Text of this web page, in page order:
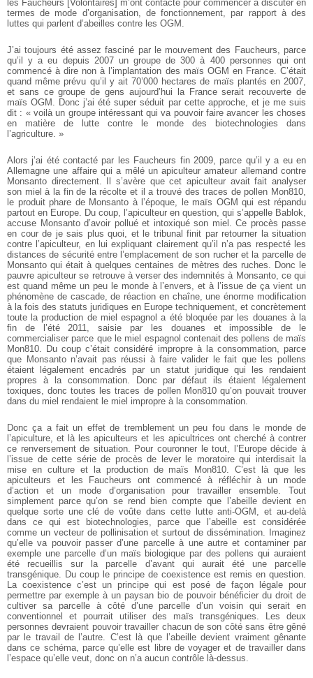
les Faucheurs [Volontaires] m’ont contacté pour commencer à discuter en
termes de mode d’organisation, de fonctionnement, par rapport à des
luttes qui parlent d’abeilles contre les OGM.
J’ai toujours été assez fasciné par le mouvement des Faucheurs, parce
qu’il y a eu depuis 2007 un groupe de 300 à 400 personnes qui ont
commencé à dire non à l’implantation des maïs OGM en France. C’était
quand même prévu qu’il y ait 70’000 hectares de maïs plantés en 2007,
et sans ce groupe de gens aujourd’hui la France serait recouverte de
maïs OGM. Donc j’ai été super séduit par cette approche, et je me suis
dit : « voilà un groupe intéressant qui va pouvoir faire avancer les choses
en matière de lutte contre le monde des biotechnologies dans
l’agriculture. »
Alors j’ai été contacté par les Faucheurs fin 2009, parce qu’il y a eu en
Allemagne une affaire qui a mêlé un apiculteur amateur allemand contre
Monsanto directement. Il s’avère que cet apiculteur avait fait analyser
son miel à la fin de la récolte et il a trouvé des traces de pollen Mon810,
le produit phare de Monsanto à l’époque, le maïs OGM qui est répandu
partout en Europe. Du coup, l’apiculteur en question, qui s’appelle Bablok,
accuse Monsanto d’avoir pollué et intoxiqué son miel. Ce procès passe
en cour de je sais plus quoi, et le tribunal finit par retourner la situation
contre l’apiculteur, en lui expliquant clairement qu’il n’a pas respecté les
distances de sécurité entre l’emplacement de son rucher et la parcelle de
Monsanto qui était à quelques centaines de mètres des ruches. Donc le
pauvre apiculteur se retrouve à verser des indemnités à Monsanto, ce qui
est quand même un peu le monde à l’envers, et à l’issue de ça vient un
phénomène de cascade, de réaction en chaîne, une énorme modification
à la fois des statuts juridiques en Europe techniquement, et concrètement
toute la production de miel espagnol a été bloquée par les douanes à la
fin de l’été 2011, saisie par les douanes et impossible de le
commercialiser parce que le miel espagnol contenait des pollens de maïs
Mon810. Du coup c’était considéré impropre à la consommation, parce
que Monsanto n’avait pas réussi à faire valider le fait que les pollens
étaient légalement encadrés par un statut juridique qui les rendaient
propres à la consommation. Donc par défaut ils étaient légalement
toxiques, donc toutes les traces de pollen Mon810 qu’on pouvait trouver
dans du miel rendaient le miel impropre à la consommation.
Donc ça a fait un effet de tremblement un peu fou dans le monde de
l’apiculture, et là les apiculteurs et les apicultrices ont cherché à contrer
ce renversement de situation. Pour couronner le tout, l’Europe décide à
l’issue de cette série de procès de lever le moratoire qui interdisait la
mise en culture et la production de maïs Mon810. C’est là que les
apiculteurs et les Faucheurs ont commencé à réfléchir à un mode
d’action et un mode d’organisation pour travailler ensemble. Tout
simplement parce qu’on se rend bien compte que l’abeille devient en
quelque sorte une clé de voûte dans cette lutte anti-OGM, et au-delà
dans ce qui est biotechnologies, parce que l’abeille est considérée
comme un vecteur de pollinisation et surtout de dissémination. Imaginez
qu’elle va pouvoir passer d’une parcelle à une autre et contaminer par
exemple une parcelle d’un maïs biologique par des pollens qui auraient
été recueillis sur la parcelle d’avant qui aurait été une parcelle
transgénique. Du coup le principe de coexistence est remis en question.
La coexistence c’est un principe qui est posé de façon légale pour
permettre par exemple à un paysan bio de pouvoir bénéficier du droit de
cultiver sa parcelle à côté d’une parcelle d’un voisin qui serait en
conventionnel et pourrait utiliser des maïs transgéniques. Les deux
personnes devraient pouvoir travailler chacun de son côté sans être gêné
par le travail de l’autre. C’est là que l’abeille devient vraiment gênante
dans ce schéma, parce qu’elle est libre de voyager et de travailler dans
l’espace qu’elle veut, donc on n’a aucun contrôle là-dessus.